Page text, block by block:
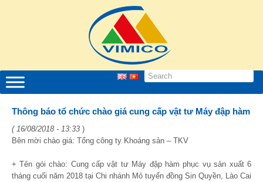
Thông báo tổ chức chào giá cung cấp vật tư Máy đập hàm
( 16/08/2018 - 13:33 )
Bên mời chào giá: Tổng công ty Khoáng sản – TKV
+ Tên gói chào: Cung cấp vật tư Máy đập hàm phục vụ sản xuất 6
tháng cuối năm 2018 tại Chi nhánh Mỏ tuyển đồng Sin Quyền, Lào Cai